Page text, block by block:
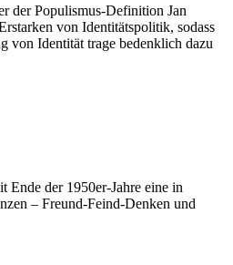
der Populismus-Definition Jan
von Identitätspolitik, sodass
von Identität trage bedenklich dazu
der 1950er-Jahre eine in
– Freund-Feind-Denken und